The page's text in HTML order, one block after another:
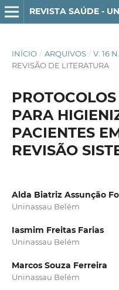
REVISTA SAÚDE -
INÍCIO / ARQUIVOS / V. 16
REVISÃO DE LITERATURA
PARA
PACIENTES
REVISÃO
Alda Biatriz Assunção
Uninassau Belém
Iasmim Freitas Farias
Uninassau Belém
Marcos Souza Ferreira
Uninassau Belém